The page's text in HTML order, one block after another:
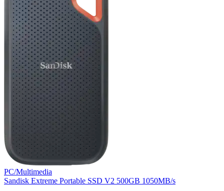
PC/Multimedia
Sandisk Extreme Portable SSD V2 500GB 1050MB/s